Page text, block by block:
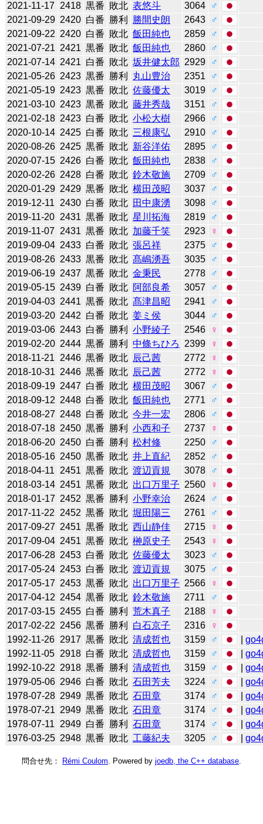
2021-11-17
2418 黒番 敗北 表悠斗 3064
♂
2021-09-29 2420 白番 勝利 勝間史朗 2643
♂
2021-09-22 2420 白番 敗北 飯田純也 2859
♂
2021-07-21 2421 黒番 敗北 飯田純也 2860
♂
2021-07-14 2421 白番 敗北 坂井健太郎 2929
♂
2021-05-26 2423 黒番 勝利 丸山豊治 2351
♂
2021-05-19 2423 黒番 敗北 佐藤優太 3019
♂
2021-03-10 2423 黒番 敗北 藤井秀哉 3151
♂
2021-02-18 2423 白番 敗北 小松大樹 2966
♂
2020-10-14 2425 白番 敗北 三根康弘 2910
♂
2020-08-26 2425 黒番 敗北 新谷洋佑 2895
♂
2020-07-15 2426 白番 敗北 飯田純也 2838
♂
2020-02-26 2428 白番 敗北 鈴木敬施 2709
♂
2020-01-29 2429 黒番 敗北 横田茂昭 3037
♂
2019-12-11
2430 白番 敗北 田中康湧 3098
♂
2019-11-20 2431 黒番 敗北 星川拓海 2819
♂
2019-11-07
2431 黒番 敗北 加藤千笑 2923
♀
2019-09-04 2433 白番 敗北 張呂祥 2375
♂
2019-08-26 2433 黒番 敗北 髙嶋湧吾 3035
♂
2019-06-19 2437 黒番 敗北 金秉民 2778
♂
2019-05-15 2439 白番 敗北 阿部良希 3057
♂
2019-04-03 2441 黒番 敗北 髙津昌昭 2941
♂
2019-03-20 2442 白番 敗北 姜ミ侯 3044
♂
2019-03-06 2443 白番 勝利 小野綾子 2546
♀
2019-02-20 2444 黒番 勝利 中條ちひろ 2399
♀
2018-11-21
2446 黒番 敗北 辰己茜 2772
♀
2018-10-31 2446 黒番 敗北 辰己茜 2772
♀
2018-09-19 2447 白番 敗北 横田茂昭 3067
♂
2018-09-12 2448 白番 敗北 飯田純也 2771
♂
2018-08-27 2448 白番 敗北 今井一宏 2806
♂
2018-07-18 2450 黒番 勝利 小西和子 2737
♀
2018-06-20 2450 白番 勝利 松村修 2250
♂
2018-05-16 2450 黒番 敗北 井上直紀 2852
♂
2018-04-11
2451 黒番 敗北 渡辺貢規 3078
♂
2018-03-14 2451 黒番 敗北 出口万里子 2560
♀
2018-01-17 2452 黒番 勝利 小野幸治 2624
♂
2017-11-22
2452 黒番 敗北 堀田陽三 2761
♂
2017-09-27 2451 黒番 敗北 西山静佳 2715
♀
2017-09-04 2451 黒番 敗北 榊原史子 2543
♀
2017-06-28 2453 白番 敗北 佐藤優太 3023
♂
2017-05-24 2453 白番 敗北 渡辺貢規 3075
♂
2017-05-17 2453 黒番 敗北 出口万里子 2566
♀
2017-04-12 2454 黒番 敗北 鈴木敬施 2711
♂
2017-03-15 2455 白番 勝利 荒木真子 2188
♀
2017-02-22 2456 黒番 勝利 白石京子 2316
♀
1992-11-26 2917 黒番 敗北 清成哲也 3159 ♂ |
1992-11-05 2918 白番 敗北 清成哲也 3159 ♂ |
1992-10-22 2918 黒番 勝利 清成哲也 3159 ♂ |
1979-05-06 2946 白番 敗北 石田芳夫 3224 ♂ |
1978-07-28 2949 黒番 敗北 石田章 3174 ♂ |
1978-07-21 2949 黒番 敗北 石田章 3174 ♂ |
1978-07-11
2949 白番 勝利 石田章 3174 ♂ |
1976-03-25 2948 黒番 敗北 工藤紀夫 3205 ♂ |
問合せ先： Rémi Coulom . Powered by joedb, the C++ database